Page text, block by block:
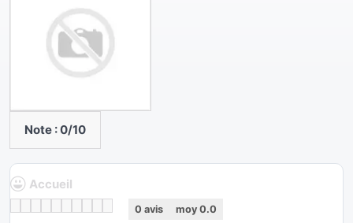
Note :0/10
Accueil
0 avis moy 0.0